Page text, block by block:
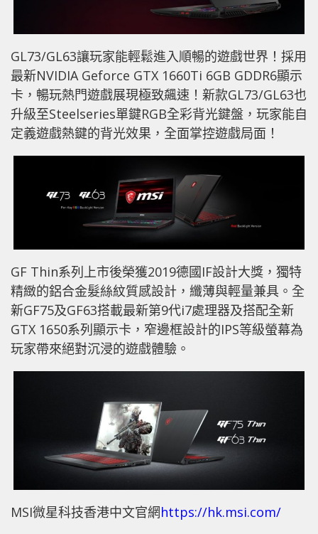
GL73/GL63讓玩家能輕鬆進入順暢的遊戲世界！採用
最新NVIDIA Geforce GTX 1660Ti 6GB GDDR6顯示
卡，暢玩熱門遊戲展現極致飆速！新款GL73/GL63也
升級至Steelseries單鍵RGB全彩背光鍵盤，玩家能自
定義遊戲熱鍵的背光效果，全面掌控遊戲局面！
GF Thin系列上市後榮獲2019德國IF設計大獎，獨特
精緻的鋁合金髮絲紋質感設計，纖薄與輕量兼具。全
新GF75及GF63搭載最新第9代i7處理器及搭配全新
GTX 1650系列顯示卡，窄邊框設計的IPS等級螢幕為
玩家帶來絕對沉浸的遊戲體驗。
MSI微星科技香港中文官網https://hk.msi.com/